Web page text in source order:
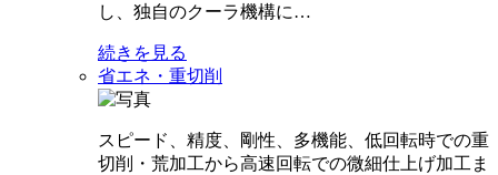
し、独自のクーラ機構に…
続きを見る
省エネ・重切削
スピード、精度、剛性、多機能、低回転時での重
切削・荒加工から高速回転での微細仕上げ加工ま